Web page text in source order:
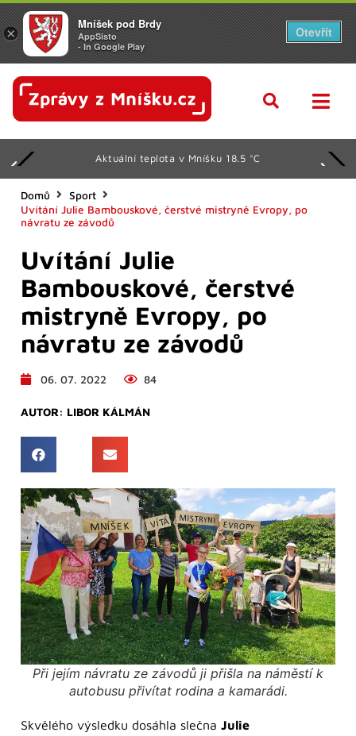
Aktuální teplota v Mníšku 18.5 °C
Domů
Sport
Uvítání Julie Bambouskové, čerstvé mistryně Evropy, po
návratu ze závodů
Uvítání Julie
Bambouskové, čerstvé
mistryně Evropy, po
návratu ze závodů
06. 07. 2022 84
AUTOR: LIBOR KÁLMÁN
Při jejím návratu ze závodů ji přišla na náměstí k
autobusu přivítat rodina a kamarádi.
Skvělého výsledku dosáhla slečna Julie
×
Mníšek pod Brdy
AppSisto
- In Google Play
Otevřít